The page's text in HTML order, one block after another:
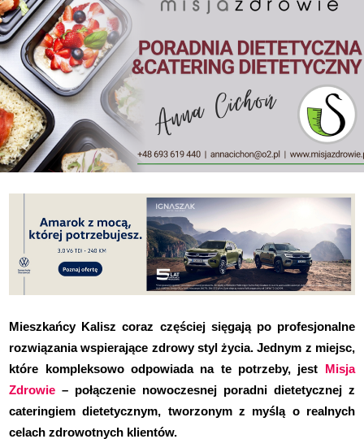
Mieszkańcy Kalisz coraz częściej sięgają po profesjonalne
rozwiązania wspierające zdrowy styl życia. Jednym z miejsc,
które kompleksowo odpowiada na te potrzeby, jest Misja
Zdrowie – połączenie nowoczesnej poradni dietetycznej z
cateringiem dietetycznym, tworzonym z myślą o realnych
celach zdrowotnych klientów.